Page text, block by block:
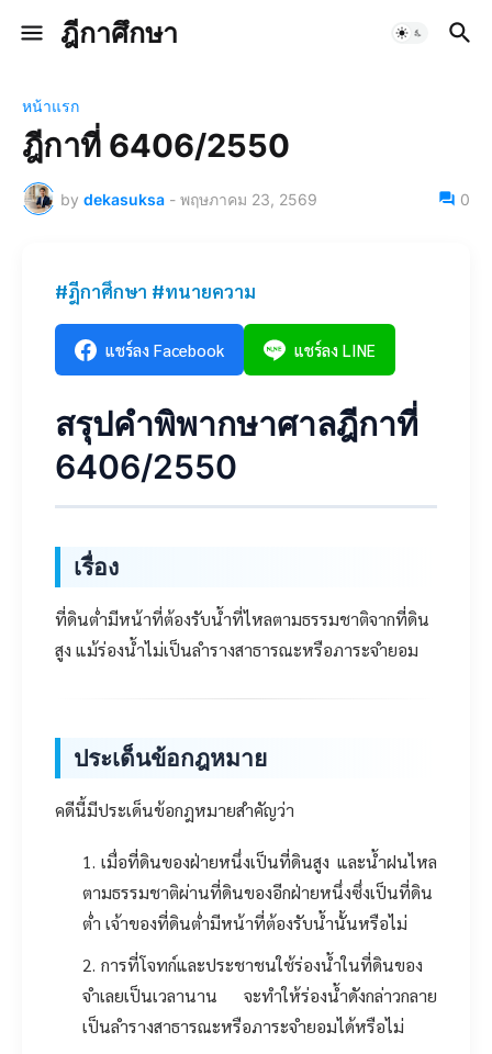
ฎีกาศึกษา
หน้าแรก
ฎีกาที่ 6406/2550
by dekasuksa - พฤษภาคม 23, 2569 0
#ฎีกาศึกษา #ทนายความ
แชร์ลง Facebook แชร์ลง LINE
สรุปคำพิพากษาศาลฎีกาที่
6406/2550
เรื่อง
ที่ดินต่ำมีหน้าที่ต้องรับน้ำที่ไหลตามธรรมชาติจากที่ดิน
สูง แม้ร่องน้ำไม่เป็นลำรางสาธารณะหรือภาระจำยอม
ประเด็นข้อกฎหมาย
คดีนี้มีประเด็นข้อกฎหมายสำคัญว่า
เมื่อที่ดินของฝ่ายหนึ่งเป็นที่ดินสูง และน้ำฝนไหล
ตามธรรมชาติผ่านที่ดินของอีกฝ่ายหนึ่งซึ่งเป็นที่ดิน
ต่ำ เจ้าของที่ดินต่ำมีหน้าที่ต้องรับน้ำนั้นหรือไม่
การที่โจทก์และประชาชนใช้ร่องน้ำในที่ดินของ
จำเลยเป็นเวลานาน จะทำให้ร่องน้ำดังกล่าวกลาย
เป็นลำรางสาธารณะหรือภาระจำยอมได้หรือไม่